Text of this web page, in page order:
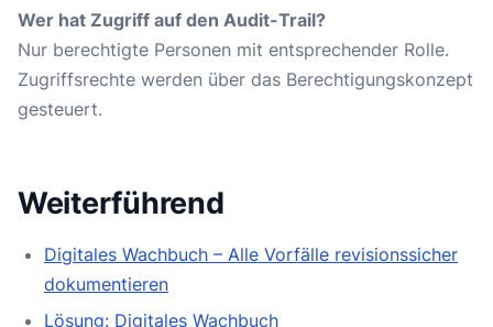
Wer hat Zugriff auf den Audit-Trail?
Nur berechtigte Personen mit entsprechender Rolle.
Zugriffsrechte werden über das Berechtigungskonzept
gesteuert.
Weiterführend
Digitales Wachbuch – Alle Vorfälle revisionssicher
dokumentieren
Lösung: Digitales Wachbuch